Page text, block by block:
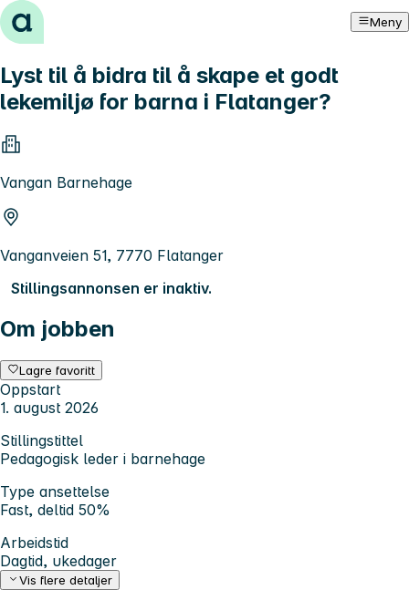
Hopp til innhold Meny
Lyst til å bidra til å skape et godt
lekemiljø for barna i Flatanger?
Vangan Barnehage
Vanganveien 51, 7770 Flatanger
Stillingsannonsen er inaktiv.
Om jobben
Lagre favoritt
Oppstart
1. august 2026
Stillingstittel
Pedagogisk leder i barnehage
Type ansettelse
Fast, deltid 50%
Arbeidstid
Dagtid, ukedager
Vis flere detaljer